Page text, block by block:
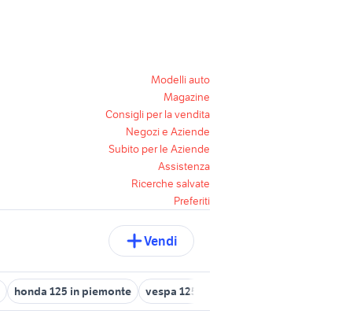
Modelli auto
Magazine
Consigli per la vendita
Negozi e Aziende
Subito per le Aziende
Assistenza
Ricerche salvate
Preferiti
Vendi
honda 125 in piemonte vespa 125 moto Torino